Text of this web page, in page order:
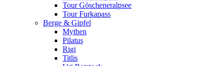
Tour Göscheneralpsee
Tour Furkapass
Berge & Gipfel
Mythen
Pilatus
Rigi
Titlis